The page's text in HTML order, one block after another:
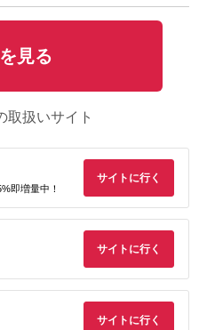
見る
取扱いサイト
即増量中！
サイトに行く
サイトに行く
サイトに行く